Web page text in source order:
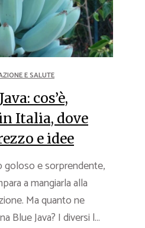
E SALUTE
cos’è,
Italia, dove
e idee
goloso e sorprendente,
a mangiarla alla
Ma quanto ne
Blue Java? I diversi l...